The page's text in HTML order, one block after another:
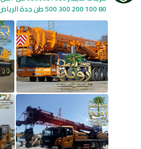
80 100 200 300 500 طن جدة الرياض الدمام kingdomvision